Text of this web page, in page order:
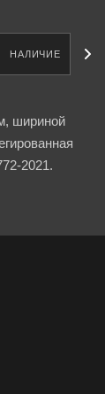
НАЛИЧИЕ
шириной
2021.